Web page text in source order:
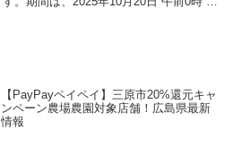
【PayPayペイペイ】三原市20%還元キャ
ンペーン農場農園対象店舗！広島県最新
情報